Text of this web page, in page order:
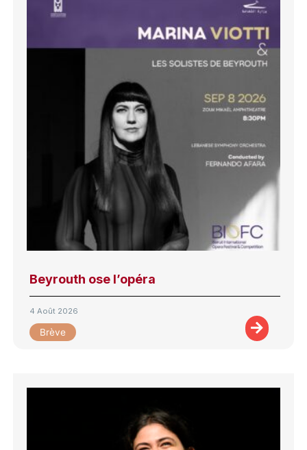
Beyrouth ose l’opéra
4 Août 2026
Brève